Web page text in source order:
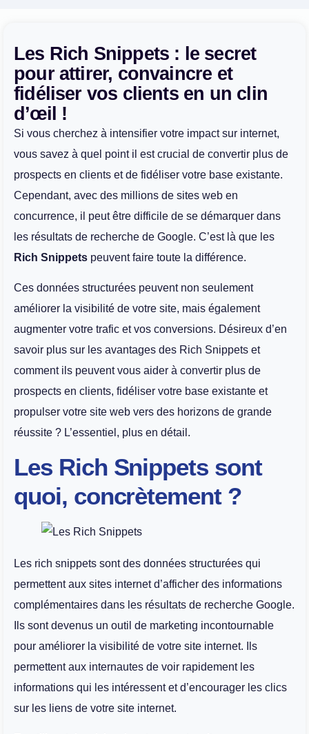
Les Rich Snippets : le secret
pour attirer, convaincre et
fidéliser vos clients en un clin
d’œil !
Si vous cherchez à intensifier votre impact sur internet,
vous savez à quel point il est crucial de convertir plus de
prospects en clients et de fidéliser votre base existante.
Cependant, avec des millions de sites web en
concurrence, il peut être difficile de se démarquer dans
les résultats de recherche de Google. C’est là que les
Rich Snippets peuvent faire toute la différence.
Ces données structurées peuvent non seulement
améliorer la visibilité de votre site, mais également
augmenter votre trafic et vos conversions. Désireux d’en
savoir plus sur les avantages des Rich Snippets et
comment ils peuvent vous aider à convertir plus de
prospects en clients, fidéliser votre base existante et
propulser votre site web vers des horizons de grande
réussite ? L’essentiel, plus en détail.
Les Rich Snippets sont
quoi, concrètement ?
Les rich snippets sont des données structurées qui
permettent aux sites internet d’afficher des informations
complémentaires dans les résultats de recherche Google.
Ils sont devenus un outil de marketing incontournable
pour améliorer la visibilité de votre site internet. Ils
permettent aux internautes de voir rapidement les
informations qui les intéressent et d’encourager les clics
sur les liens de votre site internet.